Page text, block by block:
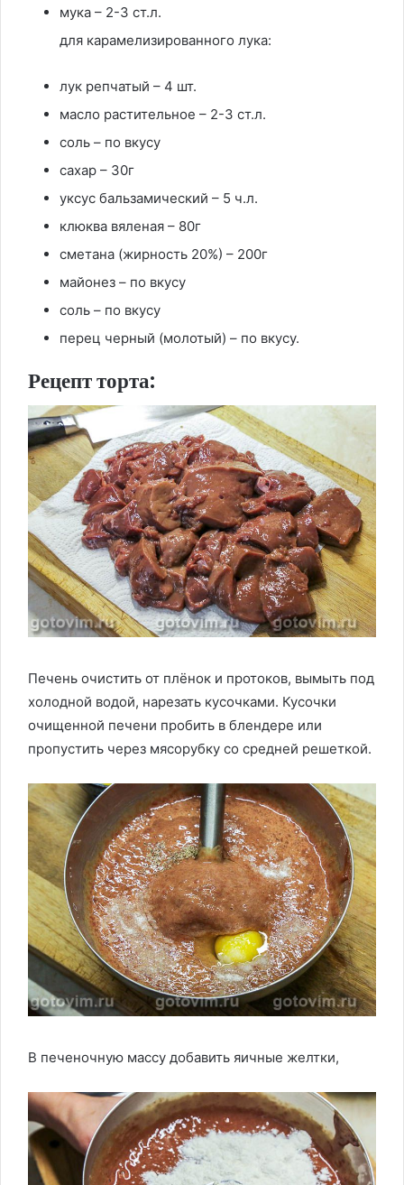
мука – 2-3 ст.л.
для карамелизированного лука:
лук репчатый – 4 шт.
масло растительное – 2-3 ст.л.
соль – по вкусу
сахар – 30г
уксус бальзамический – 5 ч.л.
клюква вяленая – 80г
сметана (жирность 20%) – 200г
майонез – по вкусу
соль – по вкусу
перец черный (молотый) – по вкусу.
Рецепт торта:
Печень очистить от плёнок и протоков, вымыть под
холодной водой, нарезать кусочками. Кусочки
очищенной печени пробить в блендере или
пропустить через мясорубку со средней решеткой.
В печеночную массу добавить яичные желтки,